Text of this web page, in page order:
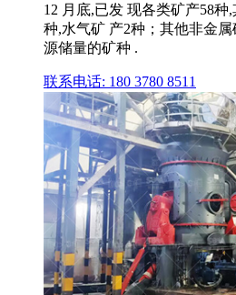
12 月底,已发 现各类矿产58种
种,水气矿 产2种；其他非金
源储量的矿种 .
联系电话: 180 3780 8511